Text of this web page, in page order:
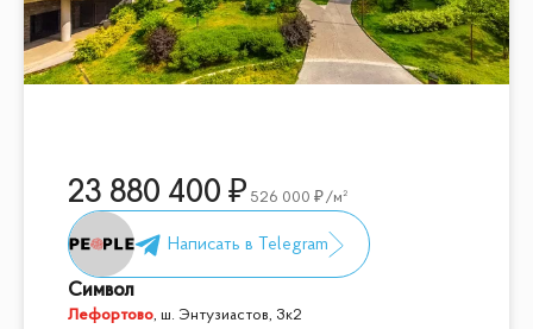
23 880 400 526 000 /м²
Символ
Лефортово,ш. Энтузиастов, 3к2